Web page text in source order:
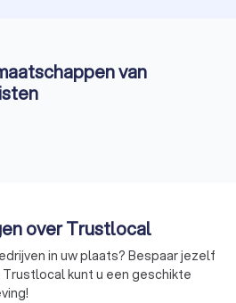
van
over Trustlocal
in uw plaats? Bespaar jezelf
kunt u een geschikte